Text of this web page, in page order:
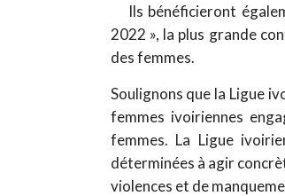
Ils bénéficieront
2022 », la plus grande
des femmes.
Soulignons que la Ligue
femmes ivoiriennes
femmes. La Ligue
déterminées à agir
violences et de